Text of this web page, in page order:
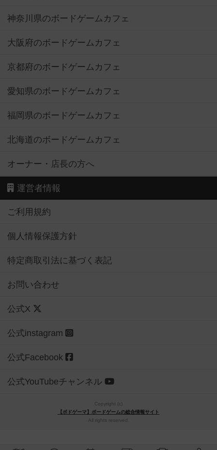
神奈川県のボードゲームカフェ
大阪府のボードゲームカフェ
京都府のボードゲームカフェ
愛知県のボードゲームカフェ
福岡県のボードゲームカフェ
北海道のボードゲームカフェ
オーナー・店長の方へ
運営者情報
ご利用規約
個人情報保護方針
特定商取引法に基づく表記
お問い合わせ
公式X
公式instagram
公式Facebook
公式YouTubeチャンネル
Copyright (c)
【ボドゲーマ】ボードゲームの総合情報サイト
All rights reserved.